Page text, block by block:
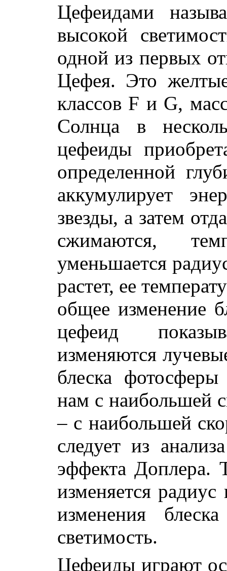
Цефеидами
высокой
одной из первых
Цефея. Это
классов F и G,
Солнца в
цефеиды
определенной
аккумулирует
звезды, а затем
сжимаются,
уменьшается
растет, ее
общее изменение
цефеид
изменяются
блеска
нам с наибольшей
– с наибольшей
следует из
эффекта Доплера.
изменяется
изменения
светимость.
Цефеиды играют